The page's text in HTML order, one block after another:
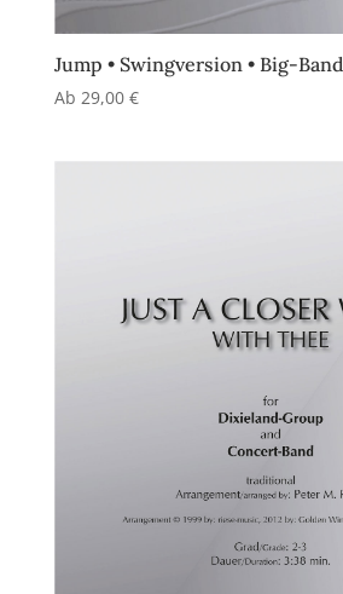
Jump • Swingversion • Big-Band
Ab 29,00 €